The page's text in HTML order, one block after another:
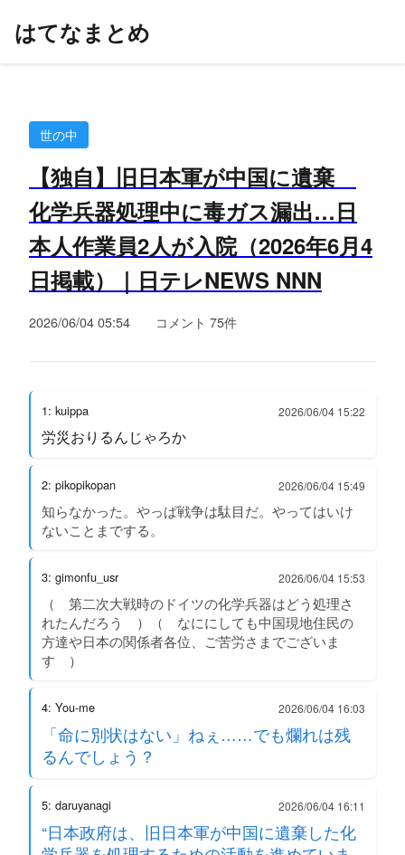
はてなまとめ
世の中
【独自】旧日本軍が中国に遺棄
化学兵器処理中に毒ガス漏出…日
本人作業員2人が入院（2026年6月4
日掲載）｜日テレNEWS NNN
2026/06/04 05:54 コメント 75件
1: kuippa 2026/06/04 15:22
労災おりるんじゃろか
2: pikopikopan 2026/06/04 15:49
知らなかった。やっぱ戦争は駄目だ。やってはいけ
ないことまでする。
3: gimonfu_usr 2026/06/04 15:53
（ 第二次大戦時のドイツの化学兵器はどう処理さ
れたんだろう ）（ なににしても中国現地住民の
方達や日本の関係者各位、ご苦労さまでございま
す ）
4: You-me 2026/06/04 16:03
「命に別状はない」ねぇ……でも爛れは残
るんでしょう？
5: daruyanagi 2026/06/04 16:11
“日本政府は、旧日本軍が中国に遺棄した化